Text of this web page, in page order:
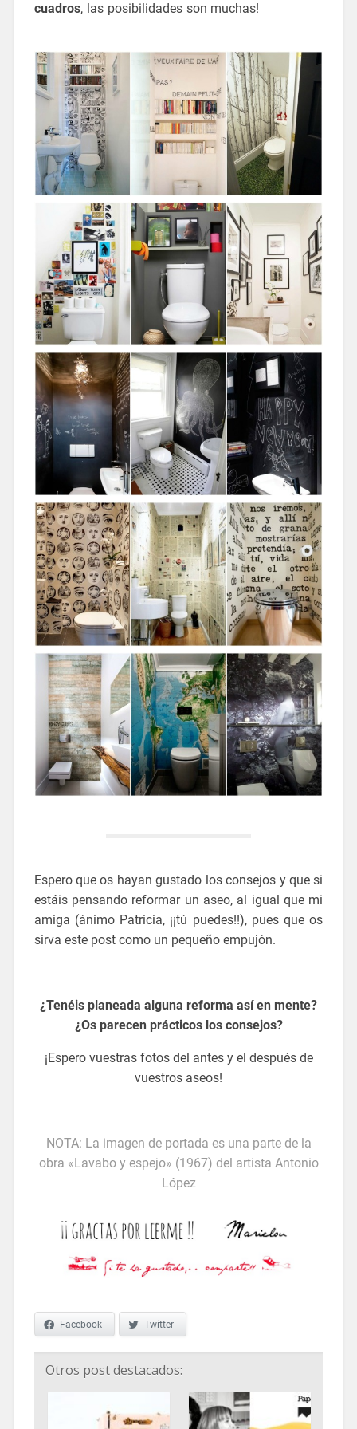
cuadros, las posibilidades son muchas!
Espero que os hayan gustado los consejos y que si
estáis pensando reformar un aseo, al igual que mi
amiga (ánimo Patricia, ¡¡tú puedes!!), pues que os
sirva este post como un pequeño empujón.
¿Tenéis planeada alguna reforma así en mente?
¿Os parecen prácticos los consejos?
¡Espero vuestras fotos del antes y el después de
vuestros aseos!
NOTA: La imagen de portada es una parte de la
obra «Lavabo y espejo» (1967) del artista Antonio
López
Facebook Twitter
Otros post destacados: